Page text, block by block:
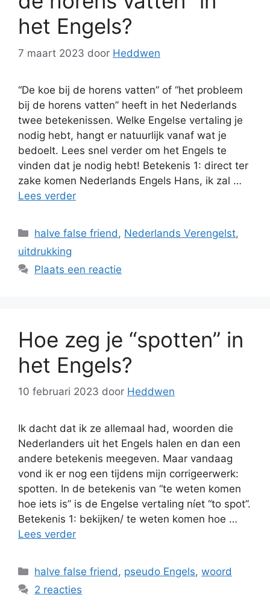
het Engels?
7 maart 2023 door Heddwen
“De koe bij de horens vatten” of “het probleem
bij de horens vatten” heeft in het Nederlands
twee betekenissen. Welke Engelse vertaling je
nodig hebt, hangt er natuurlijk vanaf wat je
bedoelt. Lees snel verder om het Engels te
vinden dat je nodig hebt! Betekenis 1: direct ter
zake komen Nederlands Engels Hans, ik zal …
Lees verder
Categorieën
halve false friend , Nederlands Verengelst,
uitdrukking
Plaats een reactie
Hoe zeg je “spotten” in
het Engels?
10 februari 2023 door Heddwen
Ik dacht dat ik ze allemaal had, woorden die
Nederlanders uit het Engels halen en dan een
andere betekenis meegeven. Maar vandaag
vond ik er nog een tijdens mijn corrigeerwerk:
spotten. In de betekenis van “te weten komen
hoe iets is” is de Engelse vertaling níet “to spot”.
Betekenis 1: bekijken/ te weten komen hoe …
Lees verder
Categorieën
halve false friend, pseudo Engels,woord
2 reacties